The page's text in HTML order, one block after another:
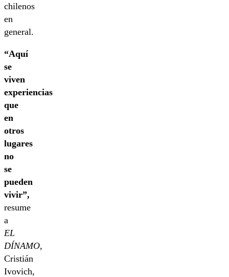
chilenos
en
general.
“Aquí
se
viven
experiencias
que
en
otros
lugares
no
se
pueden
vivir”,
resume
a
EL
DÍNAMO,
Cristián
Ivovich,